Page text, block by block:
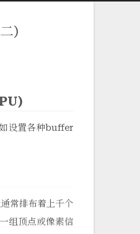
)
设置各种buffer
常排布着上千个
组顶点或像素信